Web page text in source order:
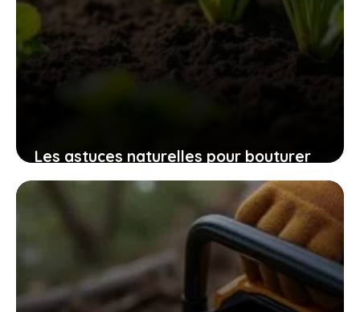
Les astuces naturelles pour bouturer
les patates douces et cultiver
facilement chez soi des plants
robustes